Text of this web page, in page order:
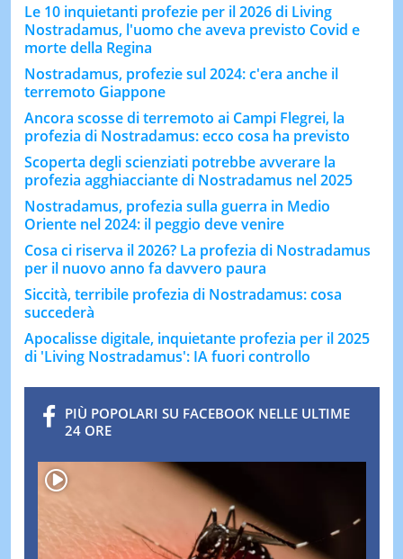
Le 10 inquietanti profezie per il 2026 di Living
Nostradamus, l'uomo che aveva previsto Covid e
morte della Regina
Nostradamus, profezie sul 2024: c'era anche il
terremoto Giappone
Ancora scosse di terremoto ai Campi Flegrei, la
profezia di Nostradamus: ecco cosa ha previsto
Scoperta degli scienziati potrebbe avverare la
profezia agghiacciante di Nostradamus nel 2025
Nostradamus, profezia sulla guerra in Medio
Oriente nel 2024: il peggio deve venire
Cosa ci riserva il 2026? La profezia di Nostradamus
per il nuovo anno fa davvero paura
Siccità, terribile profezia di Nostradamus: cosa
succederà
Apocalisse digitale, inquietante profezia per il 2025
di 'Living Nostradamus': IA fuori controllo
PIÙ POPOLARI SU FACEBOOK NELLE ULTIME
24 ORE